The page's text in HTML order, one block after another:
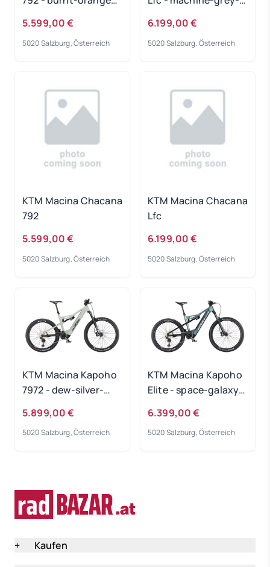
5.599,00 €
5020 Salzburg, Österreich
XL
6.199,00 €
5020 Salzburg, Österreich
KTM Macina Chacana
792
5.599,00 €
5020 Salzburg, Österreich
KTM Macina Chacana
Lfc
6.199,00 €
5020 Salzburg, Österreich
KTM Macina Kapoho
7972 - dew-silver-
M
5.899,00 €
5020 Salzburg, Österreich
KTM Macina Kapoho
Elite - space-galaxy-
M
6.399,00 €
5020 Salzburg, Österreich
+
Kaufen